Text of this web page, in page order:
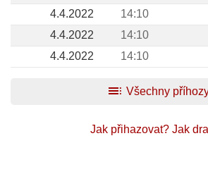
4.4.2022
14:10
4.4.2022 14:10
4.4.2022
14:10
toc Všechny
Jak přihazovat? Jak